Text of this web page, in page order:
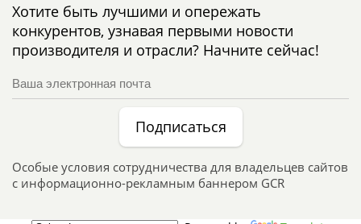
Хотите быть лучшими и опережать
конкурентов, узнавая первыми новости
производителя и отрасли? Начните сейчас!
Подписаться
Особые условия сотрудничества для владельцев сайтов
с информационно-рекламным баннером GCR